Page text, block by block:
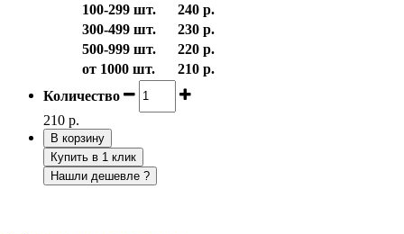
100-299 шт.
240 р.
300-499 шт.
230 р.
500-999 шт.
220 р.
от 1000 шт.
210 р.
Количество
210 р.
В корзину
Купить в 1 клик
Нашли дешевле ?